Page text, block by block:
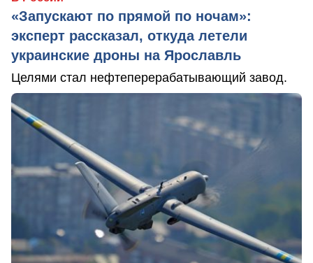
«Запускают по прямой по ночам»:
эксперт рассказал, откуда летели
украинские дроны на Ярославль
Целями стал нефтеперерабатывающий завод.